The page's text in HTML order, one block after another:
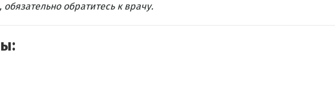
обратитесь к врачу.